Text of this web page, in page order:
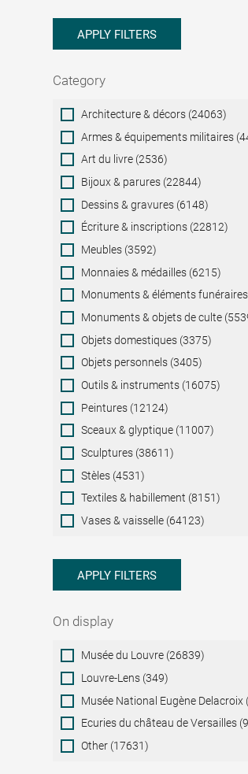
APPLY FILTERS
Category
Category
Architecture & décors (24063)
Armes & équipements militaires
Art du livre (2536)
Bijoux & parures (22844)
Dessins & gravures (6148)
Écriture & inscriptions (22812)
Meubles (3592)
Monnaies & médailles (6215)
Monuments & éléments
Monuments & objets de culte
Objets domestiques (3375)
Objets personnels (3405)
Outils & instruments (16075)
Peintures (12124)
Sceaux & glyptique (11007)
Sculptures (38611)
Stèles (4531)
Textiles & habillement (8151)
Vases & vaisselle (64123)
APPLY FILTERS
On display
On
display
Musée du Louvre (26839)
Louvre-Lens (349)
Musée National Eugène Delacroix
Ecuries du château de Versailles
Other (17631)